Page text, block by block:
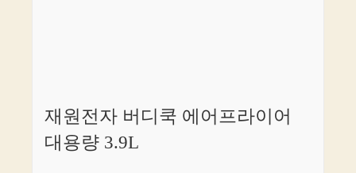
재원전자 버디쿡 에어프라이어
대용량 3.9L